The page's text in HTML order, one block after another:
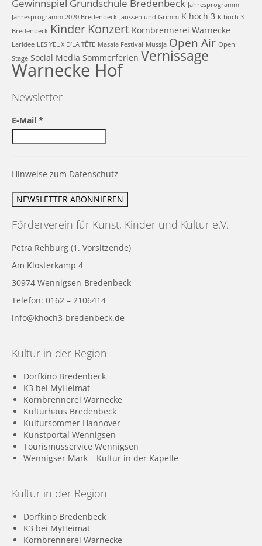
Gewinnspiel Grundschule Bredenbeck Jahresprogramm
Jahresprogramm 2020 Bredenbeck Janssen und Grimm K hoch 3 K hoch 3
Bredenbeck Kinder Konzert Kornbrennerei Warnecke
Laridee LES YEUX D’LA TÊTE Masala Festival Mussja Open Air Open
Stage Social Media Sommerferien Vernissage
Warnecke Hof
Newsletter
E-Mail *
Hinweise zum Datenschutz
Förderverein für Kunst, Kinder und Kultur e.V.
Petra Rehburg (1. Vorsitzende)
Am Klosterkamp 4
30974 Wennigsen-Bredenbeck
Telefon: 0162 – 2106414
info@khoch3-bredenbeck.de
Kultur in der Region
Dorfkino Bredenbeck
K3 bei MyHeimat
Kornbrennerei Warnecke
Kulturhaus Bredenbeck
Kultursommer Hannover
Kunstportal Wennigsen
Tourismusservice Wennigsen
Wennigser Mark – Kultur in der Kapelle
Kultur in der Region
Dorfkino Bredenbeck
K3 bei MyHeimat
Kornbrennerei Warnecke